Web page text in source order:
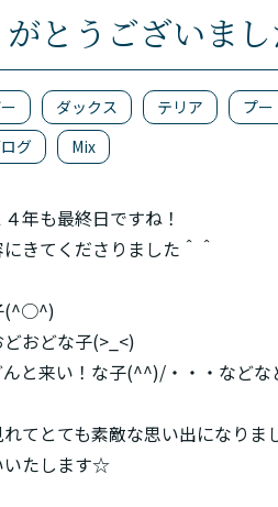
とうございまし
ダックス テリア プ
グ Mix
年も最終日ですね！
きてくださりました＾＾
(^○^)
おどな子(>_<)
んと来い！な子(^^)/・・・など
てとても素敵な思い出になりま
いたします☆